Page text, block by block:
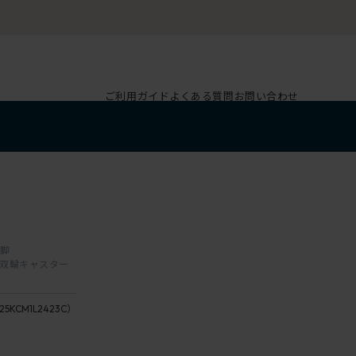
ご利用ガイド よくある質問お問い合わせ
24 /
輪キャスター
）